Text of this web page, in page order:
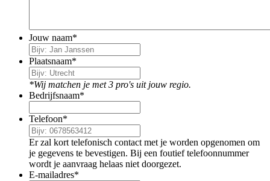
Jouw naam*
Plaatsnaam*
*Wij matchen je met 3 pro's uit jouw regio.
Bedrijfsnaam*
Telefoon*
Er zal kort telefonisch contact met je worden opgenomen om
je gegevens te bevestigen. Bij een foutief telefoonnummer
wordt je aanvraag helaas niet doorgezet.
E-mailadres*